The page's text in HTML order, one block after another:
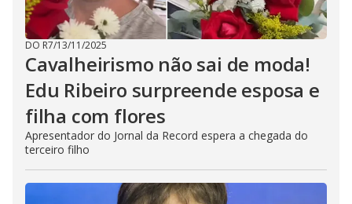
DO R7/13/11/2025
Cavalheirismo não sai de moda!
Edu Ribeiro surpreende esposa e
filha com flores
Apresentador do Jornal da Record espera a chegada do
terceiro filho